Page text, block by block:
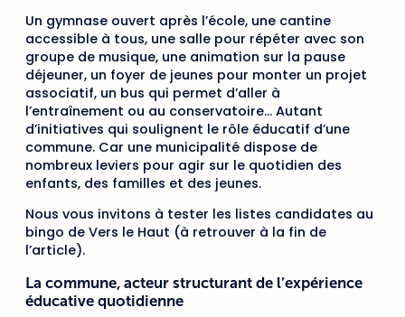
Un gymnase ouvert après l’école, une cantine
accessible à tous, une salle pour répéter avec son
groupe de musique, une animation sur la pause
déjeuner, un foyer de jeunes pour monter un projet
associatif, un bus qui permet d’aller à
l’entraînement ou au conservatoire… Autant
d’initiatives qui soulignent le rôle éducatif d’une
commune. Car une municipalité dispose de
nombreux leviers pour agir sur le quotidien des
enfants, des familles et des jeunes.
Nous vous invitons à tester les listes candidates au
bingo de Vers le Haut (à retrouver à la fin de
l’article).
La commune, acteur structurant de l’expérience
éducative quotidienne